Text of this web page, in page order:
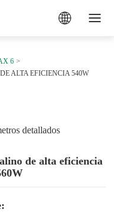
6
ALTA EFICIENCIA 540W
detallados
de alta eficiencia